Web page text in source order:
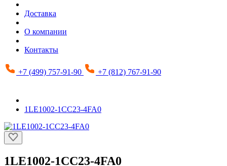
Доставка
О компании
Контакты
+7 (499) 757-91-90 +7 (812) 767-91-90
1LE1002-1CC23-4FA0
1LE1002-1CC23-4FA0